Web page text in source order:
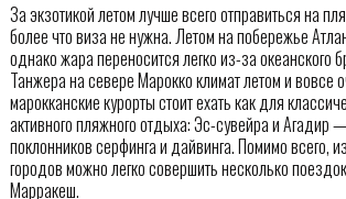
За экзотикой летом лучше всего отправиться на
более что виза не нужна. Летом на побережье
однако жара переносится легко из-за океанского
Танжера на севере Марокко климат летом и вовсе
марокканские курорты стоит ехать как для
активного пляжного отдыха: Эс-сувейра и Агадир
поклонников серфинга и дайвинга. Помимо всего,
городов можно легко совершить несколько
Марракеш.